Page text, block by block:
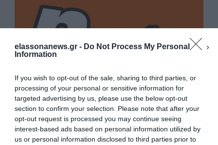
elassonanews.gr - Do Not Process My Personal
Information
If you wish to opt-out of the sale, sharing to third parties, or
processing of your personal or sensitive information for
targeted advertising by us, please use the below opt-out
section to confirm your selection. Please note that after your
opt-out request is processed you may continue seeing
interest-based ads based on personal information utilized by
us or personal information disclosed to third parties prior to